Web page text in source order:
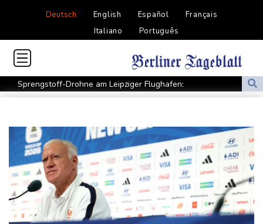
Deutsch English Español
Français
Italiano
Português
Sprengstoff-Drohne am Leipziger Flughafen:
Bundesanwaltschaft übernimmt Ermittlungen
Millionen Dollar zahlen
Regierung und Opposition in Venezuela beginnen offiziellen
Dialog - ohne Machado
USA wollen bei Visa-Anträgen offenbar Online-Aktivitäten noch
stärker überprüfen
Röwekamp: Innenministerium muss zentral für Drohnenabwehr